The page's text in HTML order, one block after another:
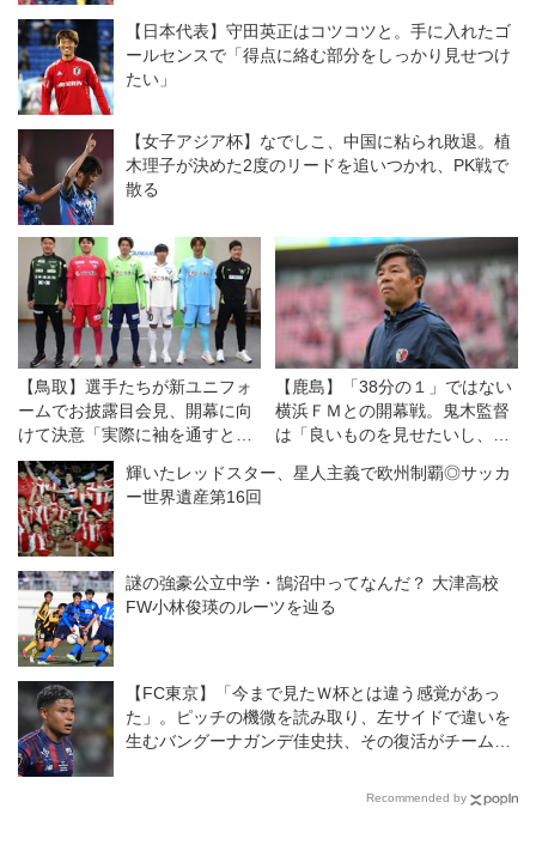
【日本代表】守田英正はコツコツと。手に入れたゴ
ールセンスで「得点に絡む部分をしっかり見せつけ
たい」
【女子アジア杯】なでしこ、中国に粘られ敗退。植
木理子が決めた2度のリードを追いつかれ、PK戦で
散る
【鳥取】選手たちが新ユニフォ
ームでお披露目会見、開幕に向
けて決意「実際に袖を通すと気
持ちが引き締まる」
【鹿島】「38分の１」ではない
横浜ＦＭとの開幕戦。鬼木監督
は「良いものを見せたいし、決
輝いたレッドスター、星人主義で欧州制覇◎サッカ
ー世界遺産第16回
謎の強豪公立中学・鵠沼中ってなんだ？ 大津高校
FW小林俊瑛のルーツを辿る
【FC東京】「今まで見たＷ杯とは違う感覚があっ
た」。ピッチの機微を読み取り、左サイドで違いを
生むバングーナガンデ佳史扶、その復活がチームを
Recommended by